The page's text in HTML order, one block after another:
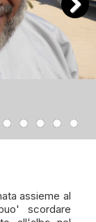
assieme al
scordare